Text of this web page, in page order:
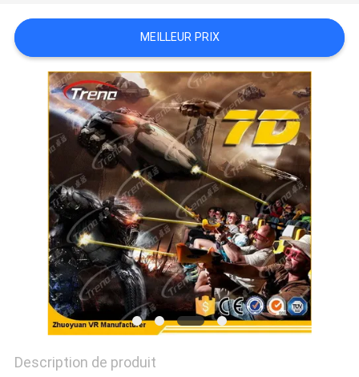
NOUS
CONTACTER
NOUVELLES
PLAN
PRIVACY
POLICY
MEILLEUR PRIX
Description de produit